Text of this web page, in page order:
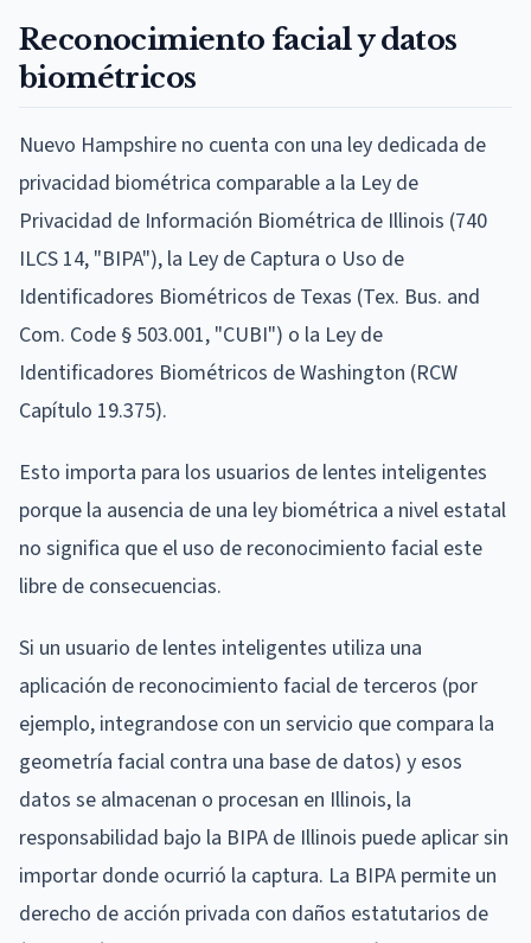
Reconocimiento facial y datos
biométricos
Nuevo Hampshire no cuenta con una ley dedicada de
privacidad biométrica comparable a la Ley de
Privacidad de Información Biométrica de Illinois (740
ILCS 14, "BIPA"), la Ley de Captura o Uso de
Identificadores Biométricos de Texas (Tex. Bus. and
Com. Code § 503.001, "CUBI") o la Ley de
Identificadores Biométricos de Washington (RCW
Capítulo 19.375).
Esto importa para los usuarios de lentes inteligentes
porque la ausencia de una ley biométrica a nivel estatal
no significa que el uso de reconocimiento facial este
libre de consecuencias.
Si un usuario de lentes inteligentes utiliza una
aplicación de reconocimiento facial de terceros (por
ejemplo, integrandose con un servicio que compara la
geometría facial contra una base de datos) y esos
datos se almacenan o procesan en Illinois, la
responsabilidad bajo la BIPA de Illinois puede aplicar sin
importar donde ocurrió la captura. La BIPA permite un
derecho de acción privada con daños estatutarios de